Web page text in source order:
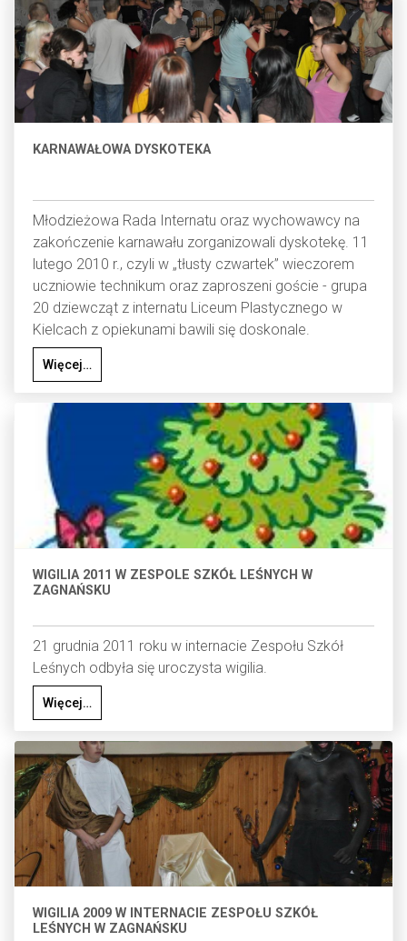
KARNAWAŁOWA DYSKOTEKA
Młodzieżowa Rada Internatu oraz wychowawcy na
zakończenie karnawału zorganizowali dyskotekę. 11
lutego 2010 r., czyli w „tłusty czwartek” wieczorem
uczniowie technikum oraz zaproszeni goście - grupa
20 dziewcząt z internatu Liceum Plastycznego w
Kielcach z opiekunami bawili się doskonale.
Więcej…
WIGILIA 2011 W ZESPOLE SZKÓŁ LEŚNYCH W
ZAGNAŃSKU
21 grudnia 2011 roku w internacie Zespołu Szkół
Leśnych odbyła się uroczysta wigilia.
Więcej…
WIGILIA 2009 W INTERNACIE ZESPOŁU SZKÓŁ
LEŚNYCH W ZAGNAŃSKU